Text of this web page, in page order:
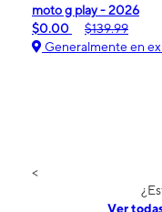
moto g play - 2026
$0.00
$139.99
Generalmente en
<
Ver